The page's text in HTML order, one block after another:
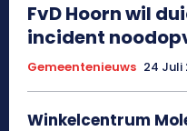
FvD Hoorn wil
incident
Gemeentenieuws 24 Juli
Winkelcentrum